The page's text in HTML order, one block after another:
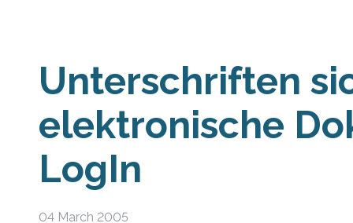
Unterschriften
elektronische
LogIn
04 March 2005